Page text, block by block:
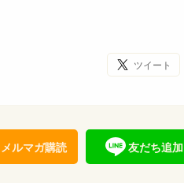
ツイート
メルマガ購読 友だち追加